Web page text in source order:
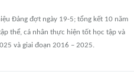
Đảng đợt ngày 19-5; tổng kết 10 năm
thể, cá nhân thực hiện tốt học tập và
và giai đoạn 2016 – 2025.